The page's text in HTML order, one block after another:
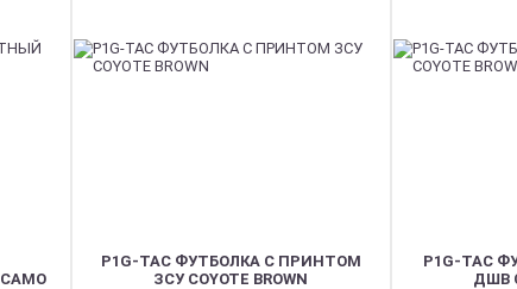
P1G-TAC ФУТБОЛКА С ПРИНТОМ
ЗСУ COYOTE BROWN
P1G-TAC
ДШВ